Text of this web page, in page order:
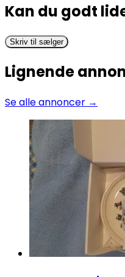
Kan du godt
Skriv til sælger
Lignende
Se alle annoncer →